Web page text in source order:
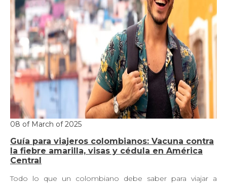
08 of March of 2025
Guía para viajeros colombianos: Vacuna contra
la fiebre amarilla, visas y cédula en América
Central
Todo lo que un colombiano debe saber para viajar a